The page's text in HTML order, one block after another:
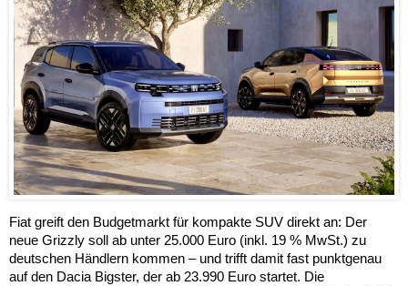
Fiat greift den Budgetmarkt für kompakte SUV direkt an: Der
neue Grizzly soll ab unter 25.000 Euro (inkl. 19 % MwSt.) zu
deutschen Händlern kommen – und trifft damit fast punktgenau
auf den Dacia Bigster, der ab 23.990 Euro startet. Die